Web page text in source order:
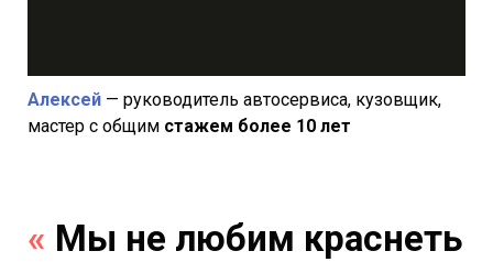
Алексей — руководитель автосервиса, кузовщик,
мастер с общим стажем более 10 лет
« Мы не любим краснеть